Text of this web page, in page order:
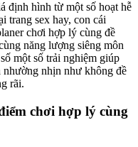
định hình từ một số hoạt hễ
trang sex hay, con cái
chơi hợp lý cùng đề
năng lượng siêng môn
một số trải nghiệm giúp
nhường nhịn như không đề
rãi.
chơi hợp lý cùng